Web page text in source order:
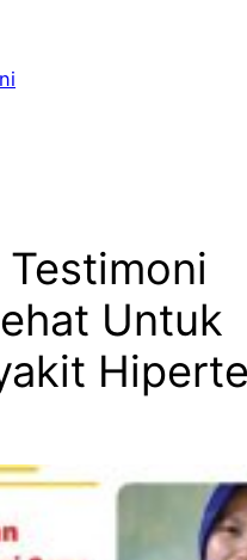
Testimoni
Untuk